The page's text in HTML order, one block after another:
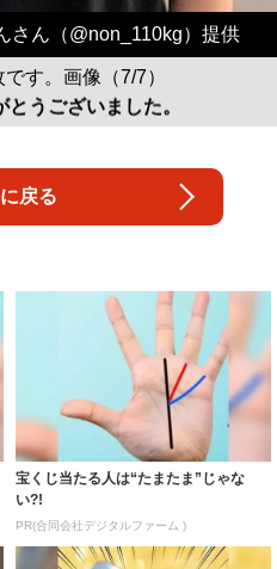
さん（@non_110kg）提供
す。画像（7/7）
うございました。
戻る
宝くじ当たる人は“たまたま”じゃな
い?!
PR(合同会社デジタルファーム )